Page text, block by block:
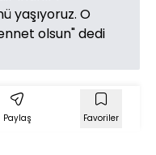
yaşıyoruz. O
olsun" dedi
Paylaş Favoriler